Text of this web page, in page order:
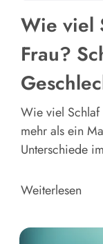
Wie viel
Frau?
Wie viel
mehr als ein
Unterschiede
Weiterlesen